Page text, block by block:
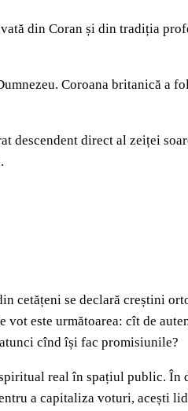
din Coran și din tradiția
Coroana britanică a
direct al zeiței
cetățeni se declară creștini
vot este următoarea: cît de
cînd își fac promisiunile?
real în spațiul public.
a capitaliza voturi, acești